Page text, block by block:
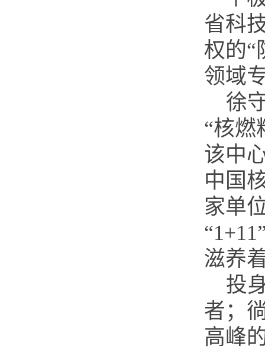
省科
权的“
领域
徐
“核燃
该中
中国
家单
滋养
投
者；
高峰